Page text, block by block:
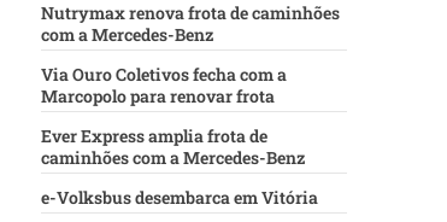
Nutrymax renova frota de caminhões
com a Mercedes-Benz
Via Ouro Coletivos fecha com a
Marcopolo para renovar frota
Ever Express amplia frota de
caminhões com a Mercedes-Benz
e-Volksbus desembarca em Vitória